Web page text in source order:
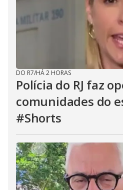
DO R7/HÁ 2 HORAS
Polícia do RJ faz
comunidades do
#Shorts